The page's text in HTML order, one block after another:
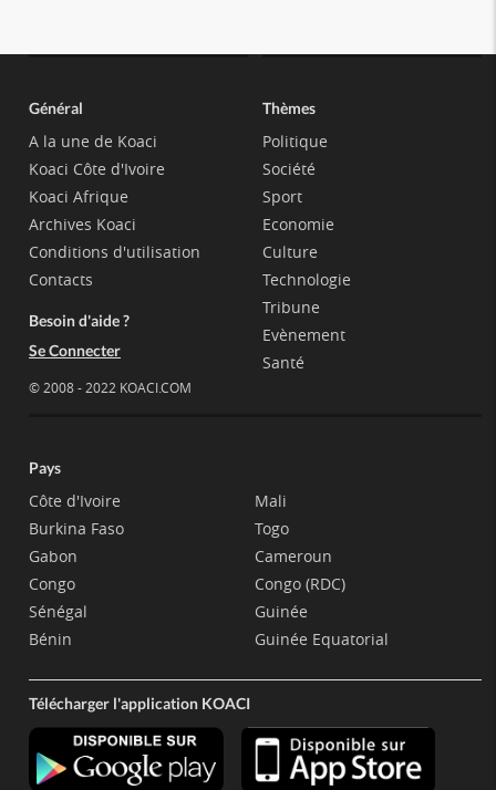
Général
A la une de Koaci
Koaci Côte d'Ivoire
Koaci Afrique
Archives Koaci
Conditions d'utilisation
Contacts
Besoin d'aide ?
Se Connecter
© 2008 - 2022 KOACI.COM
Thèmes
Politique
Société
Sport
Economie
Culture
Technologie
Tribune
Evènement
Santé
Pays
Côte d'Ivoire
Burkina Faso
Gabon
Congo
Sénégal
Bénin
Mali
Togo
Cameroun
Congo (RDC)
Guinée
Guinée Equatorial
Télécharger l'application KOACI